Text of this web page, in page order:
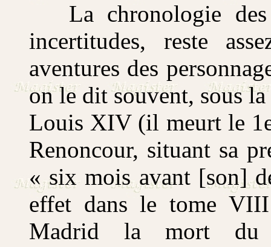
La chronologie des
incertitudes, reste
aventures des
on le dit souvent, sous
Louis XIV (il meurt le
Renoncour, situant sa
« six mois avant [son]
effet dans le tome
Madrid la mort du